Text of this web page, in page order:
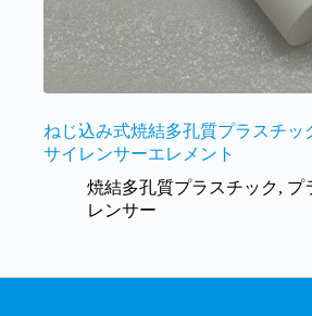
ねじ込み式焼結多孔質プラスチッ
サイレンサーエレメント
焼結多孔質プラスチック, プ
レンサー